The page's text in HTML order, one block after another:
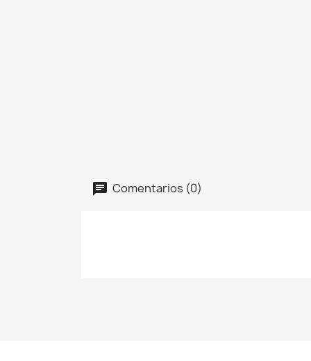
Comentarios (0)